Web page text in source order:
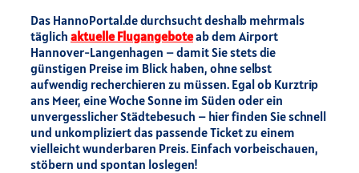
Das HannoPortal.de durchsucht deshalb mehrmals
täglich aktuelle Flugangeboteab dem Airport
Hannover-Langenhagen – damit Sie stets die
günstigen Preise im Blick haben, ohne selbst
aufwendig recherchieren zu müssen. Egal ob Kurztrip
ans Meer, eine Woche Sonne im Süden oder ein
unvergesslicher Städtebesuch – hier finden Sie schnell
und unkompliziert das passende Ticket zu einem
vielleicht wunderbaren Preis. Einfach vorbeischauen,
stöbern und spontan loslegen!